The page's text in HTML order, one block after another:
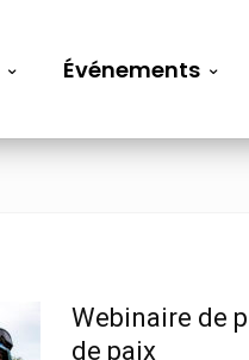
Événements
Webinaire de
de paix